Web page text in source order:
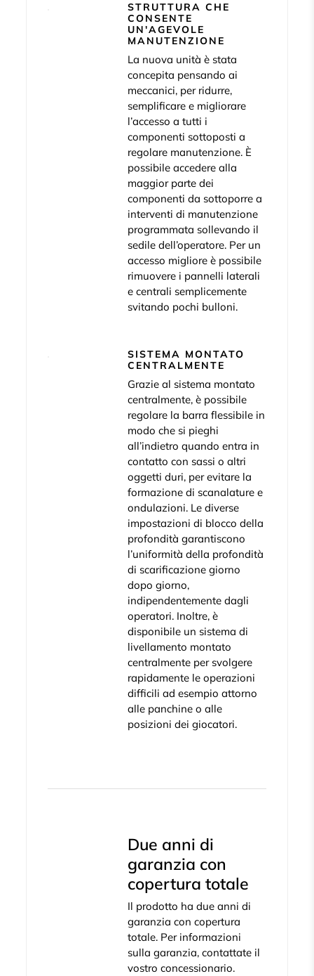
STRUTTURA CHE
CONSENTE
UN'AGEVOLE
MANUTENZIONE
La nuova unità è stata
concepita pensando ai
meccanici, per ridurre,
semplificare e migliorare
l’accesso a tutti i
componenti sottoposti a
regolare manutenzione. È
possibile accedere alla
maggior parte dei
componenti da sottoporre a
interventi di manutenzione
programmata sollevando il
sedile dell’operatore. Per un
accesso migliore è possibile
rimuovere i pannelli laterali
e centrali semplicemente
svitando pochi bulloni.
SISTEMA MONTATO
CENTRALMENTE
Grazie al sistema montato
centralmente, è possibile
regolare la barra flessibile in
modo che si pieghi
all’indietro quando entra in
contatto con sassi o altri
oggetti duri, per evitare la
formazione di scanalature e
ondulazioni. Le diverse
impostazioni di blocco della
profondità garantiscono
l’uniformità della profondità
di scarificazione giorno
dopo giorno,
indipendentemente dagli
operatori. Inoltre, è
disponibile un sistema di
livellamento montato
centralmente per svolgere
rapidamente le operazioni
difficili ad esempio attorno
alle panchine o alle
posizioni dei giocatori.
Due anni di
garanzia con
copertura totale
Il prodotto ha due anni di
garanzia con copertura
totale. Per informazioni
sulla garanzia, contattate il
vostro concessionario.